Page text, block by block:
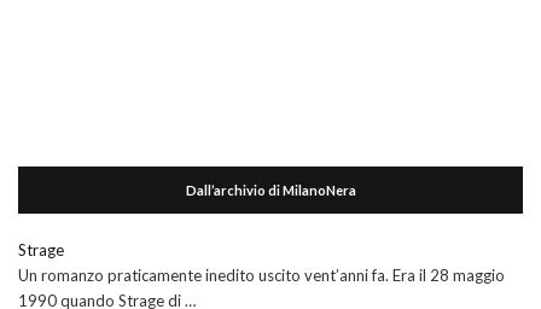
Dall’archivio di MilanoNera
Strage
Un romanzo praticamente inedito uscito vent’anni fa. Era il 28 maggio
1990 quando Strage di …